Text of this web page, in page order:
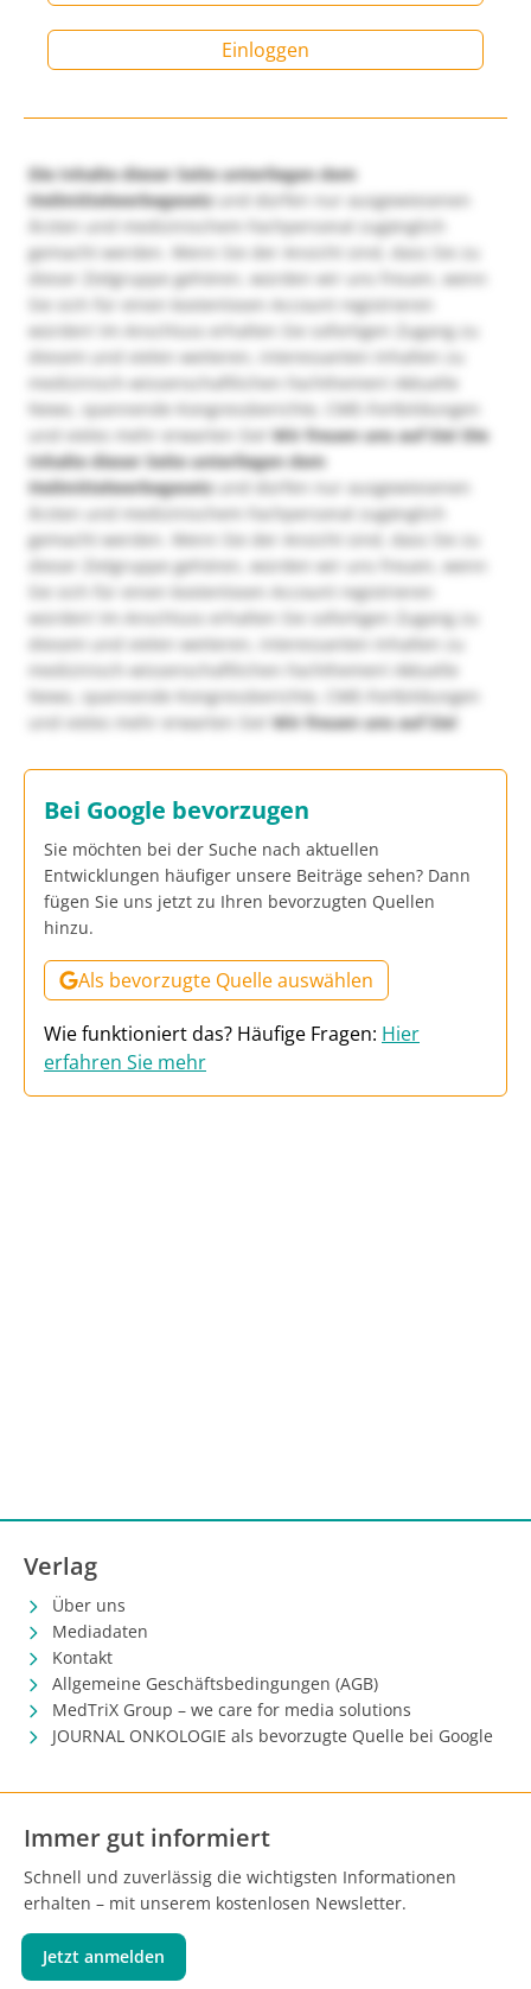
Einloggen
Die Inhalte dieser Seite unterliegen dem
Heilmittelwerbegesetzund dürfen nur ausgewiesenen
Ärzten und medizinischem Fachpersonal zugänglich
gemacht werden. Wenn Sie der Ansicht sind, dass Sie zu
dieser Zielgruppe gehören, würden wir uns freuen, wenn
Sie sich für einen kostenlosen Account registrieren
würden! Im Anschluss erhalten Sie sofortigen Zugang zu
diesem und vielen weiteren, interessanten Inhalten zu
medizinisch-wissenschaftlichen Fachthemen! Aktuelle
News, spannende Kongressberichte, CME-Fortbildungen
und vieles mehr erwarten Sie!Wir freuen uns auf Sie! Die
Inhalte dieser Seite unterliegen dem
Heilmittelwerbegesetzund dürfen nur ausgewiesenen
Ärzten und medizinischem Fachpersonal zugänglich
gemacht werden. Wenn Sie der Ansicht sind, dass Sie zu
dieser Zielgruppe gehören, würden wir uns freuen, wenn
Sie sich für einen kostenlosen Account registrieren
würden! Im Anschluss erhalten Sie sofortigen Zugang zu
diesem und vielen weiteren, interessanten Inhalten zu
medizinisch-wissenschaftlichen Fachthemen! Aktuelle
News, spannende Kongressberichte, CME-Fortbildungen
und vieles mehr erwarten Sie!Wir freuen uns auf Sie!
Bei Google bevorzugen
Sie möchten bei der Suche nach aktuellen
Entwicklungen häufiger unsere Beiträge sehen? Dann
fügen Sie uns jetzt zu Ihren bevorzugten Quellen
hinzu.
Als bevorzugte Quelle auswählen
Wie funktioniert das? Häufige Fragen: Hier
erfahren Sie mehr
Verlag
Über uns
Mediadaten
Kontakt
Allgemeine Geschäftsbedingungen (AGB)
MedTriX Group – we care for media solutions
JOURNAL ONKOLOGIE als bevorzugte Quelle bei Google
Immer gut informiert
Schnell und zuverlässig die wichtigsten Informationen
erhalten – mit unserem kostenlosen Newsletter.
Jetzt anmelden